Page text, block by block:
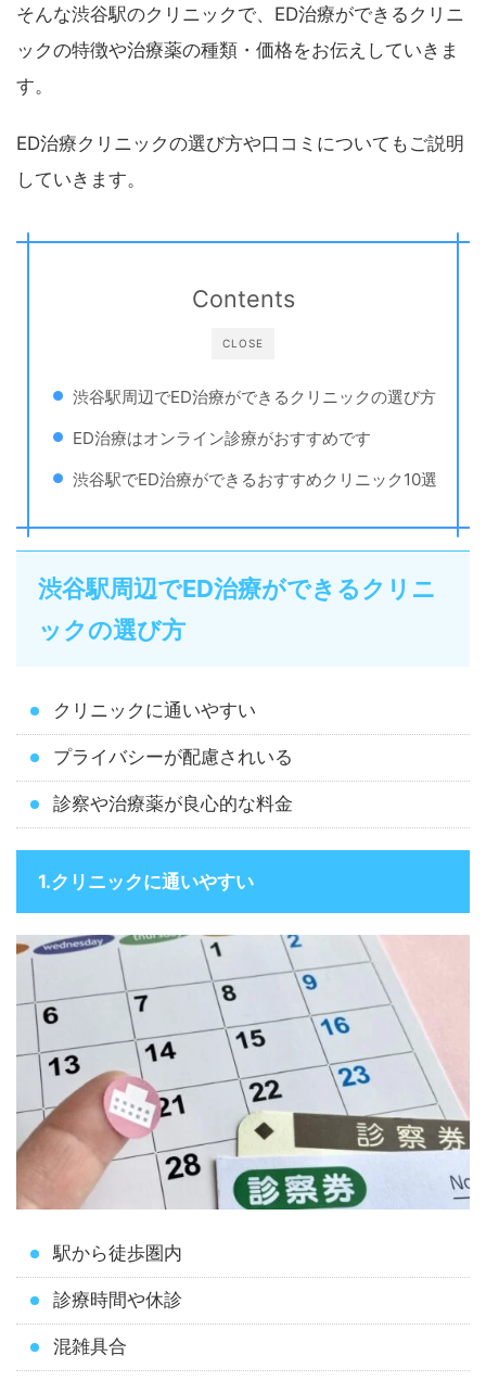
そんな渋谷駅のクリニックで、ED治療ができるクリニ
ックの特徴や治療薬の種類・価格をお伝えしていきま
す。
ED治療クリニックの選び方や口コミについてもご説明
していきます。
CLOSE
Contents
渋谷駅周辺でED治療ができるクリニックの選び方
ED治療はオンライン診療がおすすめです
渋谷駅でED治療ができるおすすめクリニック10選
渋谷駅周辺でED治療ができるクリニ
ックの選び方
クリニックに通いやすい
プライバシーが配慮されいる
診察や治療薬が良心的な料金
1.クリニックに通いやすい
駅から徒歩圏内
診療時間や休診
混雑具合